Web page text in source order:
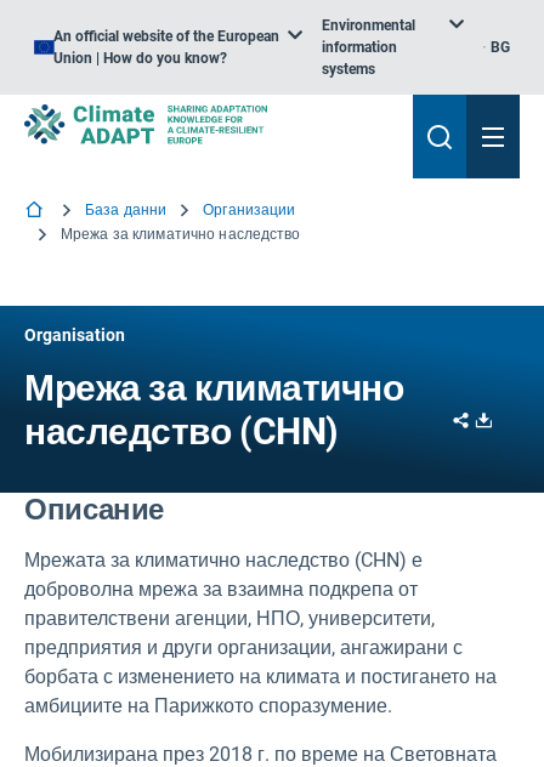
An official website of the European
Union | How do you know?
Environmental
information
systems
BG
База данни
Организации
Мрежа за климатично наследство
Organisation
Мрежа за климатично
наследство (CHN)
Share
Описание
Мрежата за климатично наследство (CHN) е
доброволна мрежа за взаимна подкрепа от
правителствени агенции, НПО, университети,
предприятия и други организации, ангажирани с
борбата с изменението на климата и постигането на
амбициите на Парижкото споразумение.
Мобилизирана през 2018 г. по време на Световната